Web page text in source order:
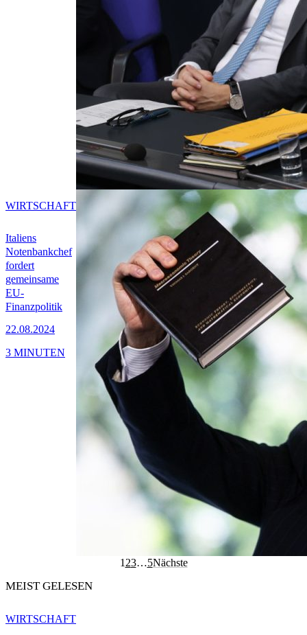
Italiens
Notenbankchef
fordert
gemeinsame
EU-
Finanzpolitik
22.08.2024
WIRTSCHAFT
3 MINUTEN
1 23…5Nächste
MEIST GELESEN
WIRTSCHAFT